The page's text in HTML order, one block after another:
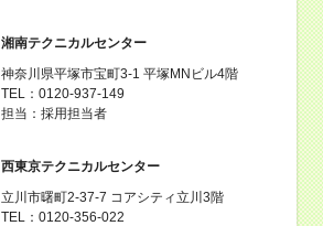
湘南テクニカルセンター
神奈川県平塚市宝町3-1 平塚MNビル4階
TEL：0120-937-149
担当：採用担当者
西東京テクニカルセンター
立川市曙町2-37-7 コアシティ立川3階
TEL：0120-356-022